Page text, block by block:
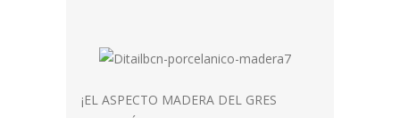
¡EL ASPECTO MADERA DEL GRES